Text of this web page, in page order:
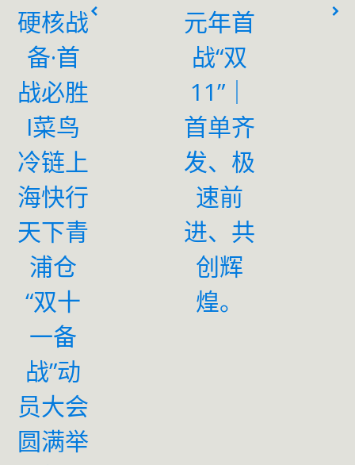
硬核战
备·首
战必胜
I菜鸟
冷链上
海快行
天下青
浦仓
“双十
一备
战”动
员大会
圆满举
元年首
战“双
11”｜
首单齐
发、极
速前
进、共
创辉
煌。